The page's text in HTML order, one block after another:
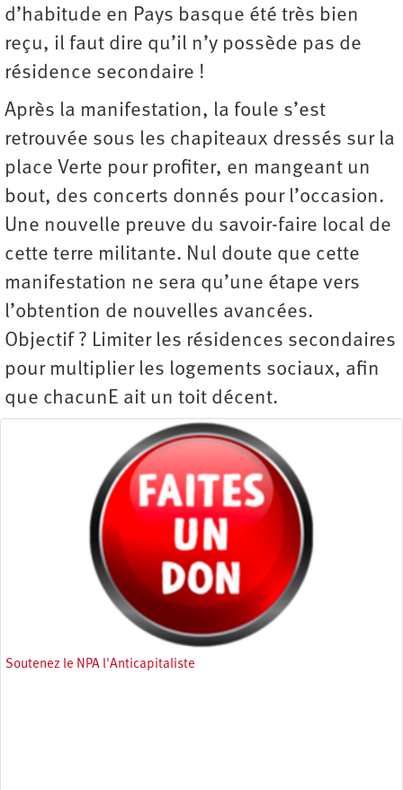
d’habitude en Pays basque été très bien
reçu, il faut dire qu’il n’y possède pas de
résidence secondaire !
Après la manifestation, la foule s’est
retrouvée sous les chapiteaux dressés sur la
place Verte pour profiter, en mangeant un
bout, des concerts donnés pour l’occasion.
Une nouvelle preuve du savoir-faire local de
cette terre militante. Nul doute que cette
manifestation ne sera qu’une étape vers
l’obtention de nouvelles avancées.
Objectif ? Limiter les résidences secondaires
pour multiplier les logements sociaux, afin
que chacunE ait un toit décent.
Soutenez le NPA l'Anticapitaliste